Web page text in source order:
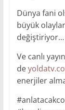
Dünya fani
büyük
değiştiriyor…
Ve canlı
de
enerjiler